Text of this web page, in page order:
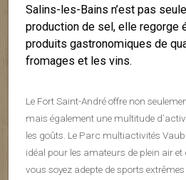
Salins-les-Bains n’est pas
production de sel, elle regorge
produits gastronomiques de
fromages et les vins.
Le Fort Saint-André offre non
mais également une multitude
les goûts. Le Parc multiactivités
idéal pour les amateurs de plein air et
vous soyez adepte de sports